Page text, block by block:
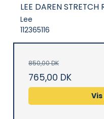
LEE DAREN
Lee
112365116
850,00 DK
765,00 DK